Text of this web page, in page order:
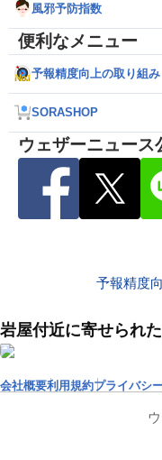
風邪予防指数
便利なメニュー
予報精度向上の取り組み
SORASHOP
ウェザーニュース
予報精度
岩屋付近に寄せられ
会社概要利用規約プライバシ